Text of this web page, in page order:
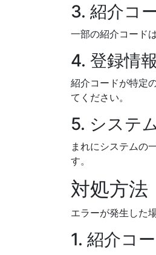
3. 紹介コ
一部の紹介コード
4. 登録情
紹介コードが特定
てください。
5. システ
まれにシステムの
す。
対処方法
エラーが発生した
1. 紹介コ